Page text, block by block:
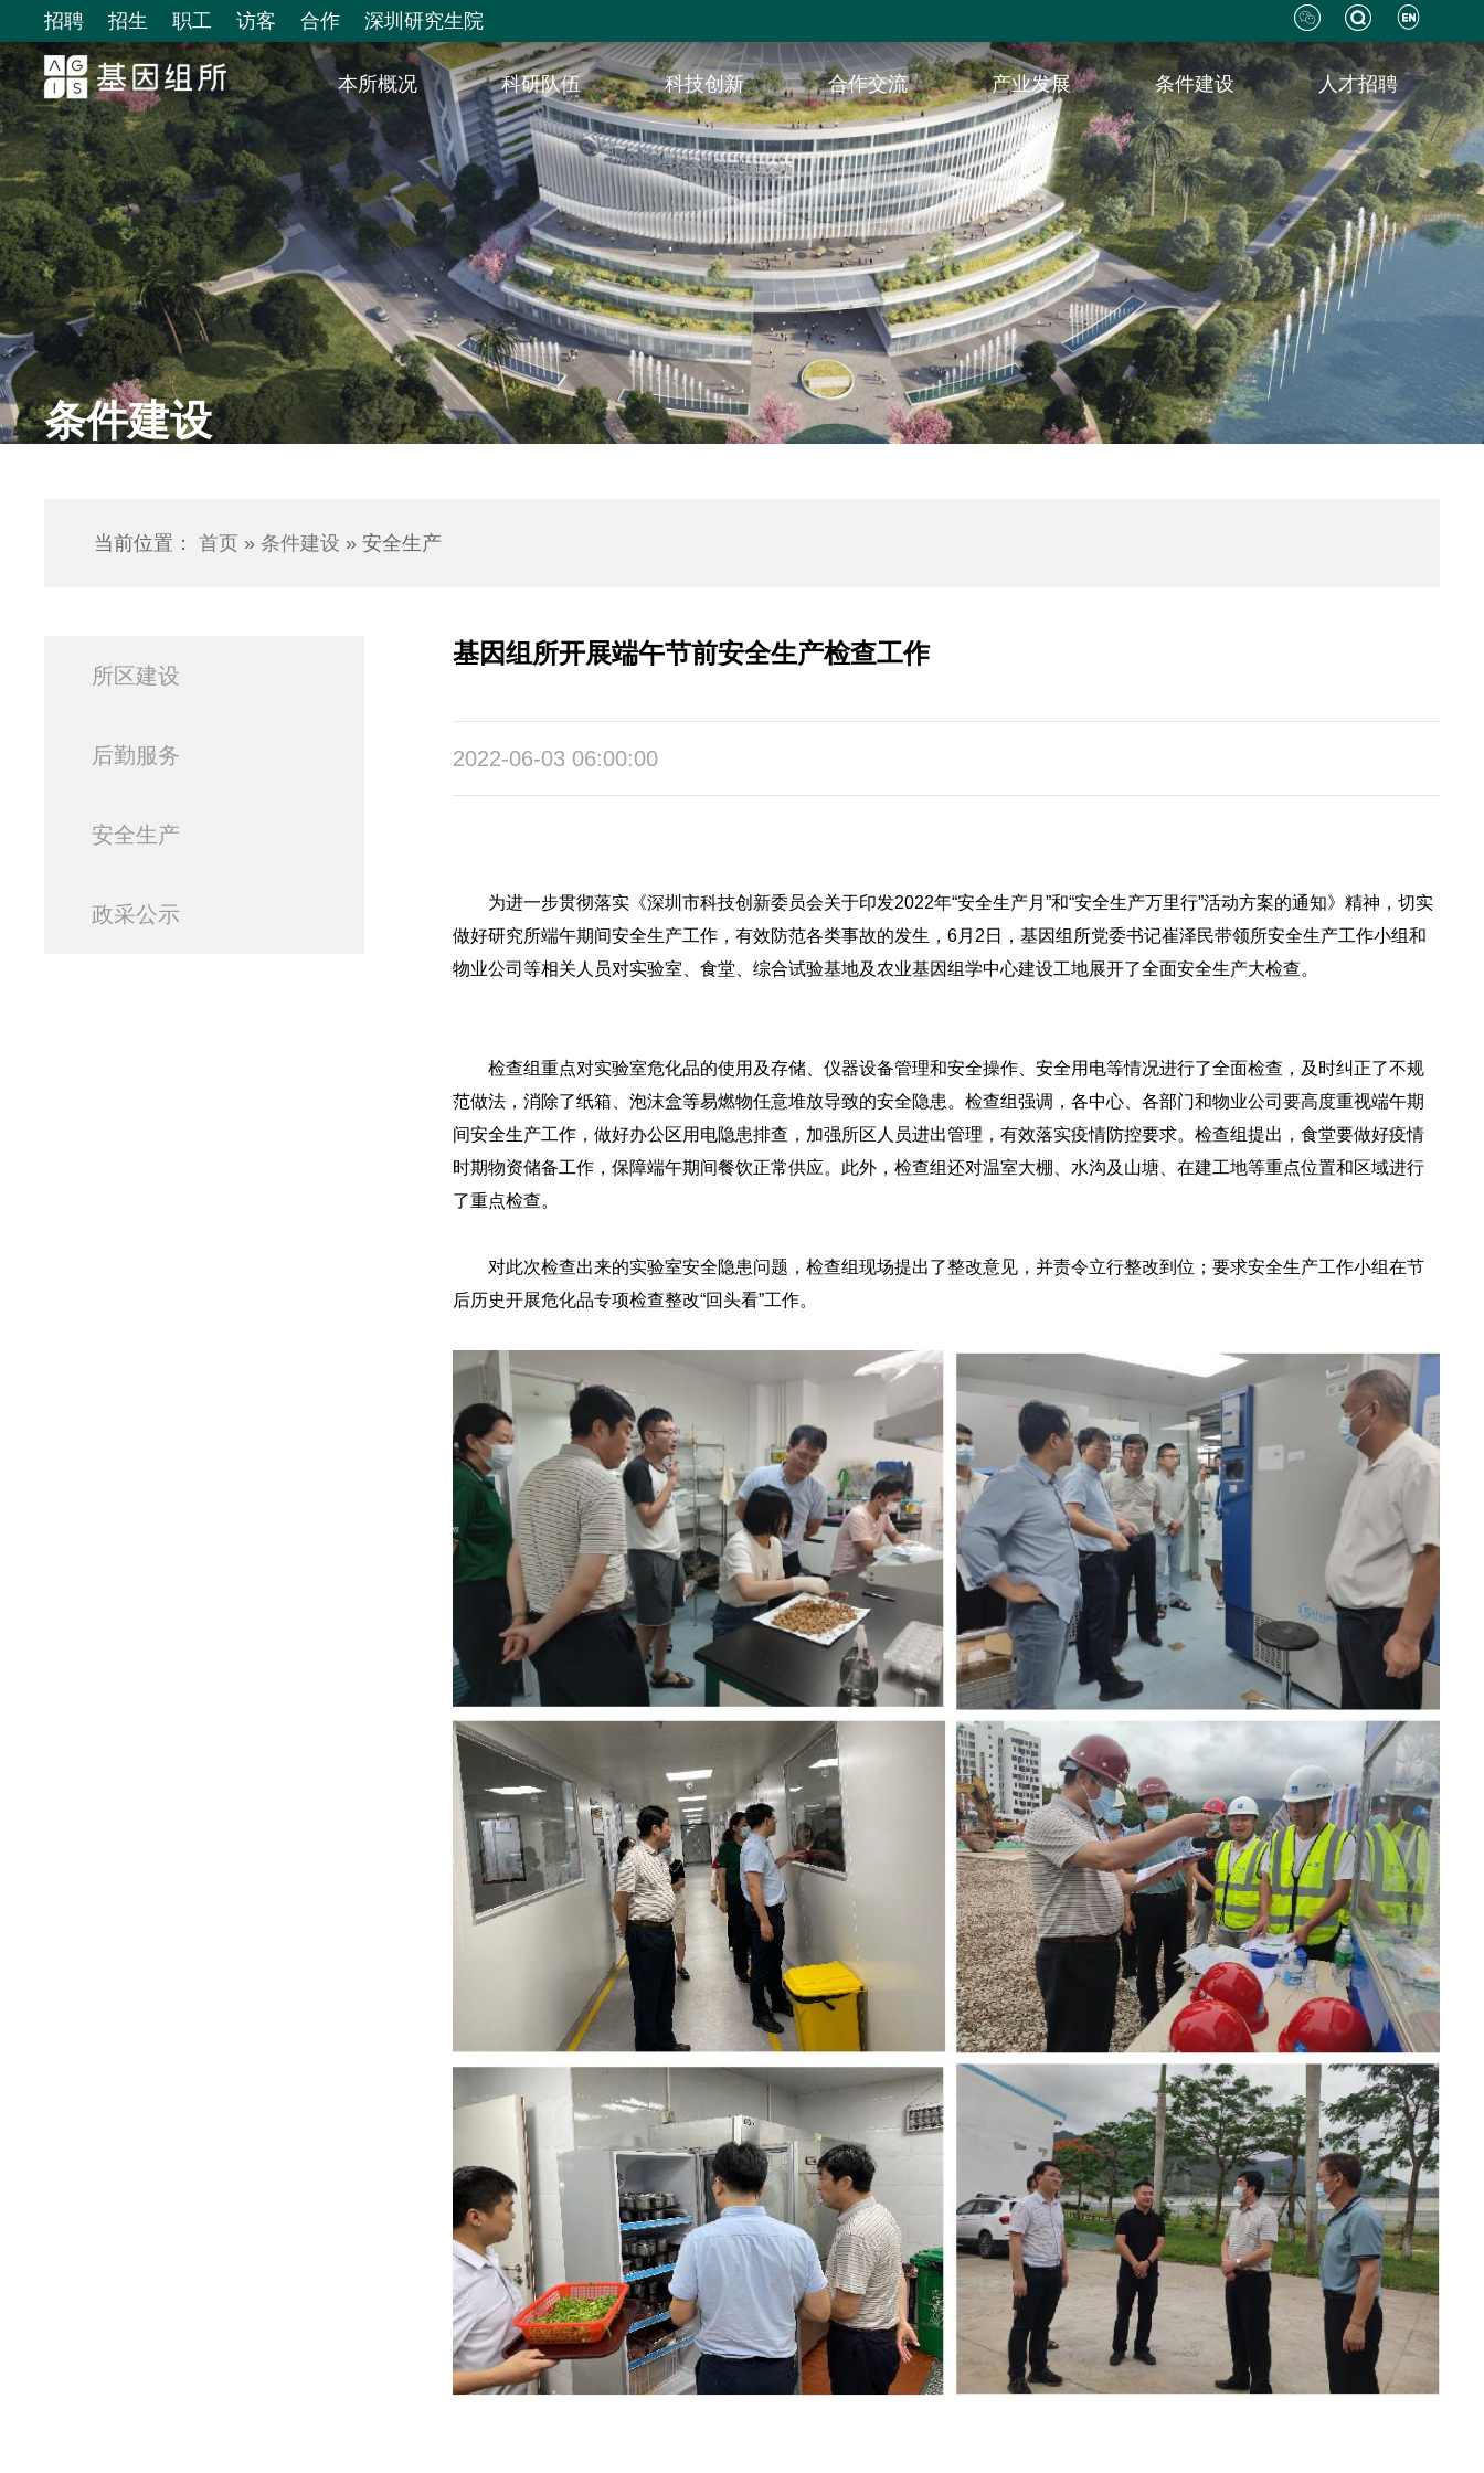
招聘 招生 职工 访客 合作 深圳研究生院
本所概况 科研队伍 科技创新 合作交流 产业发展 条件建设 人才招聘
条件建设
当前位置： 首页 »条件建设 » 安全生产
所区建设
后勤服务
安全生产
政采公示
基因组所开展端午节前安全生产检查工作
2022-06-03 06:00:00
为进一步贯彻落实《深圳市科技创新委员会关于印发2022年“安全生产月”和“安全生产万里行”活动方案的通知》精神，切实
做好研究所端午期间安全生产工作，有效防范各类事故的发生，6月2日，基因组所党委书记崔泽民带领所安全生产工作小组和
物业公司等相关人员对实验室、食堂、综合试验基地及农业基因组学中心建设工地展开了全面安全生产大检查。
检查组重点对实验室危化品的使用及存储、仪器设备管理和安全操作、安全用电等情况进行了全面检查，及时纠正了不规
范做法，消除了纸箱、泡沫盒等易燃物任意堆放导致的安全隐患。检查组强调，各中心、各部门和物业公司要高度重视端午期
间安全生产工作，做好办公区用电隐患排查，加强所区人员进出管理，有效落实疫情防控要求。检查组提出，食堂要做好疫情
时期物资储备工作，保障端午期间餐饮正常供应。此外，检查组还对温室大棚、水沟及山塘、在建工地等重点位置和区域进行
了重点检查。
对此次检查出来的实验室安全隐患问题，检查组现场提出了整改意见，并责令立行整改到位；要求安全生产工作小组在节
后历史开展危化品专项检查整改“回头看”工作。